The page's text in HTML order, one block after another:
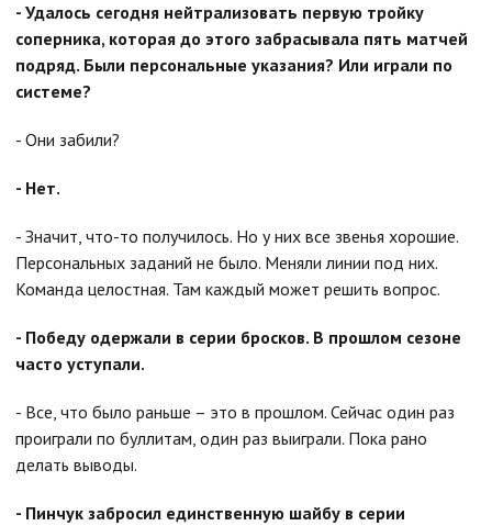
- Удалось сегодня нейтрализовать первую тройку
соперника, которая до этого забрасывала пять матчей
подряд. Были персональные указания? Или играли по
системе?
- Они забили?
- Нет.
- Значит, что-то получилось. Но у них все звенья хорошие.
Персональных заданий не было. Меняли линии под них.
Команда целостная. Там каждый может решить вопрос.
- Победу одержали в серии бросков. В прошлом сезоне
часто уступали.
- Все, что было раньше – это в прошлом. Сейчас один раз
проиграли по буллитам, один раз выиграли. Пока рано
делать выводы.
- Пинчук забросил единственную шайбу в серии